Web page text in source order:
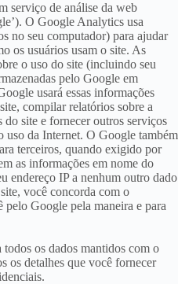
serviço de análise da web
O Google Analytics usa
no seu computador) para ajudar
os usuários usam o site. As
o uso do site (incluindo seu
pelo Google em
usará essas informações
compilar relatórios sobre a
do site e fornecer outros serviços
uso da Internet. O Google também
terceiros, quando exigido por
as informações em nome do
endereço IP a nenhum outro dado
você concorda com o
pelo Google pela maneira e para
os dados mantidos com o
os detalhes que você fornecer